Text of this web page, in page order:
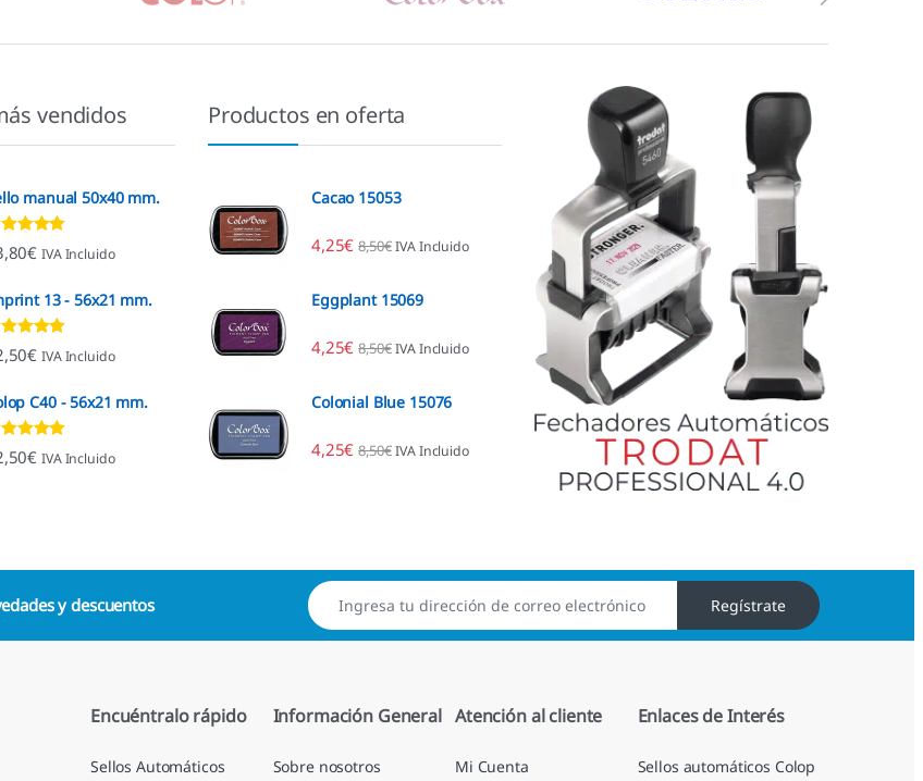
vendidos
manual 50x40 mm.
con
de 5
€ IVA Incluido
13 - 56x21 mm.
con
de 5
€ IVA Incluido
C40 - 56x21 mm.
con
de 5
€ IVA Incluido
Productos en oferta
Cacao 15053
4,25€ 8,50€ IVA Incluido
Eggplant 15069
4,25€ 8,50€ IVA Incluido
Colonial Blue 15076
4,25€ 8,50€ IVA Incluido
y descuentos Regístrate
Encuéntralo rápido
Sellos Automáticos
Información General
Sobre nosotros
Atención al cliente
Mi Cuenta
Enlaces de Interés
Sellos automáticos Colop